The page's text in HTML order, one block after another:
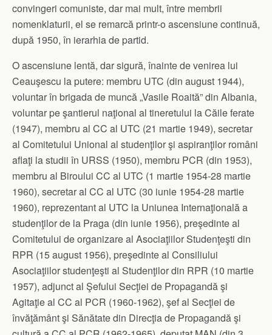
convingeri comuniste, dar mai mult, între membrii
nomenklaturii, el se remarcă printr-o ascensiune continuă,
după 1950, în ierarhia de partid.
O ascensiune lentă, dar sigură, înainte de venirea lui
Ceauşescu la putere: membru UTC (din august 1944),
voluntar în brigada de muncă „Vasile Roaită” din Albania,
voluntar pe şantierul naţional al tineretului la Căile ferate
(1947), membru al CC al UTC (21 martie 1949), secretar
al Comitetului Unional al studenţilor şi aspiranţilor români
aflaţi la studii în URSS (1950), membru PCR (din 1953),
membru al Biroului CC al UTC (1 martie 1954-28 martie
1960), secretar al CC al UTC (30 iunie 1954-28 martie
1960), reprezentant al UTC la Uniunea Internaţională a
studenţilor de la Praga (din iunie 1956), preşedinte al
Comitetului de organizare al Asociaţiilor Studenţeşti din
RPR (15 august 1956), preşedinte al Consiliului
Asociaţiilor studenţeşti al Studenţilor din RPR (10 martie
1957), adjunct al Şefului Secţiei de Propagandă şi
Agitaţie al CC al PCR (1960-1962), şef al Secţiei de
învăţământ şi Sănătate din Direcţia de Propagandă şi